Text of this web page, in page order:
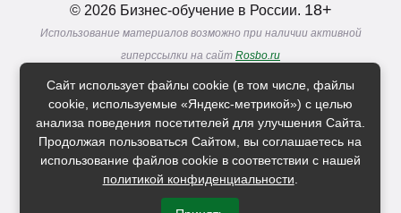
© 2026 Бизнес-обучение в России. 18+
Использование материалов возможно при наличии активной
гиперссылки на сайт Rosbo.ru
Реклама. Информация о рекламодателях по ссылкам
Политика в отношении обработки персональных данных
Расскажи друзьям о нас
Сайт использует файлы cookie (в том числе, файлы
cookie, используемые «Яндекс-метрикой») с целью
анализа поведения посетителей для улучшения Сайта.
Продолжая пользоваться Сайтом, вы соглашаетесь на
использование файлов cookie в соответствии с нашей
политикой конфиденциальности